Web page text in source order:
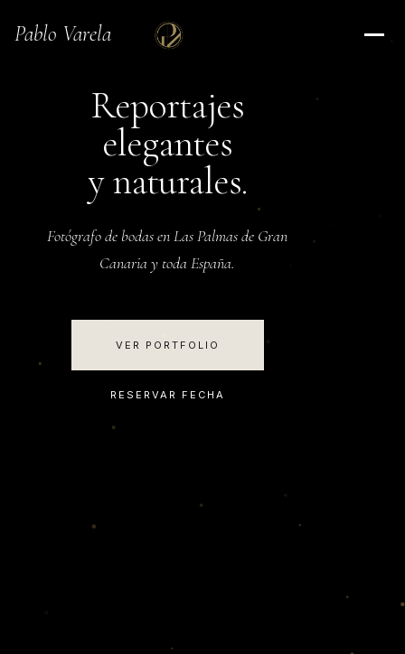
Pablo Varela
Reportajes
elegantes
y naturales.
Fotógrafo de bodas en Las Palmas de Gran
Canaria y toda España.
VER PORTFOLIO
RESERVAR FECHA